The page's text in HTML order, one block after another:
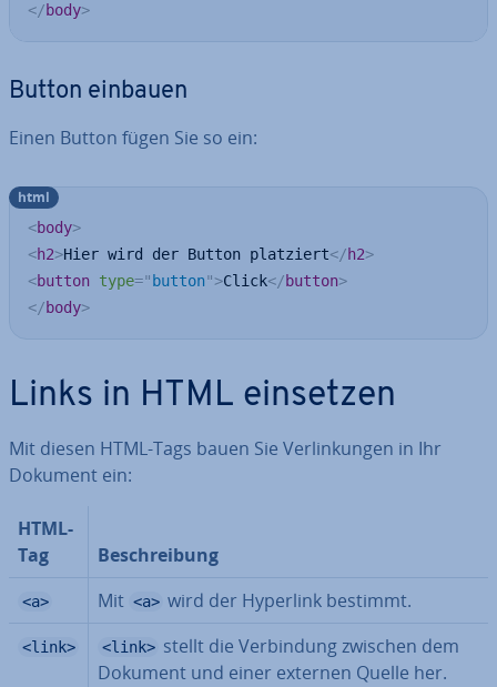
</body>
Button einbauen
Einen Button fügen Sie so ein:
<body>
<h2>Hier wird der Button platziert</h2>
<button type=" button">Click</button>
</body>
html
Links in HTML einsetzen
Mit diesen HTML-Tags bauen Sie Ver­lin­kun­gen in Ihr
Dokument ein:
HTML-
Tag
Be­schrei­bung
<a> Mit <a> wird der Hyperlink bestimmt.
<link> <link> stellt die Ver­bin­dung zwischen dem
Dokument und einer externen Quelle her.